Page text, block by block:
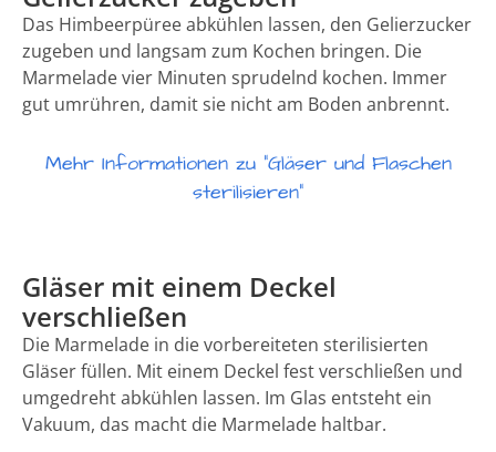
Das Himbeerpüree abkühlen lassen, den Gelierzucker
zugeben und langsam zum Kochen bringen. Die
Marmelade vier Minuten sprudelnd kochen. Immer
gut umrühren, damit sie nicht am Boden anbrennt.
Mehr Informationen zu "Gläser und Flaschen
sterilisieren"
Gläser mit einem Deckel
verschließen
Die Marmelade in die vorbereiteten sterilisierten
Gläser füllen. Mit einem Deckel fest verschließen und
umgedreht abkühlen lassen. Im Glas entsteht ein
Vakuum, das macht die Marmelade haltbar.